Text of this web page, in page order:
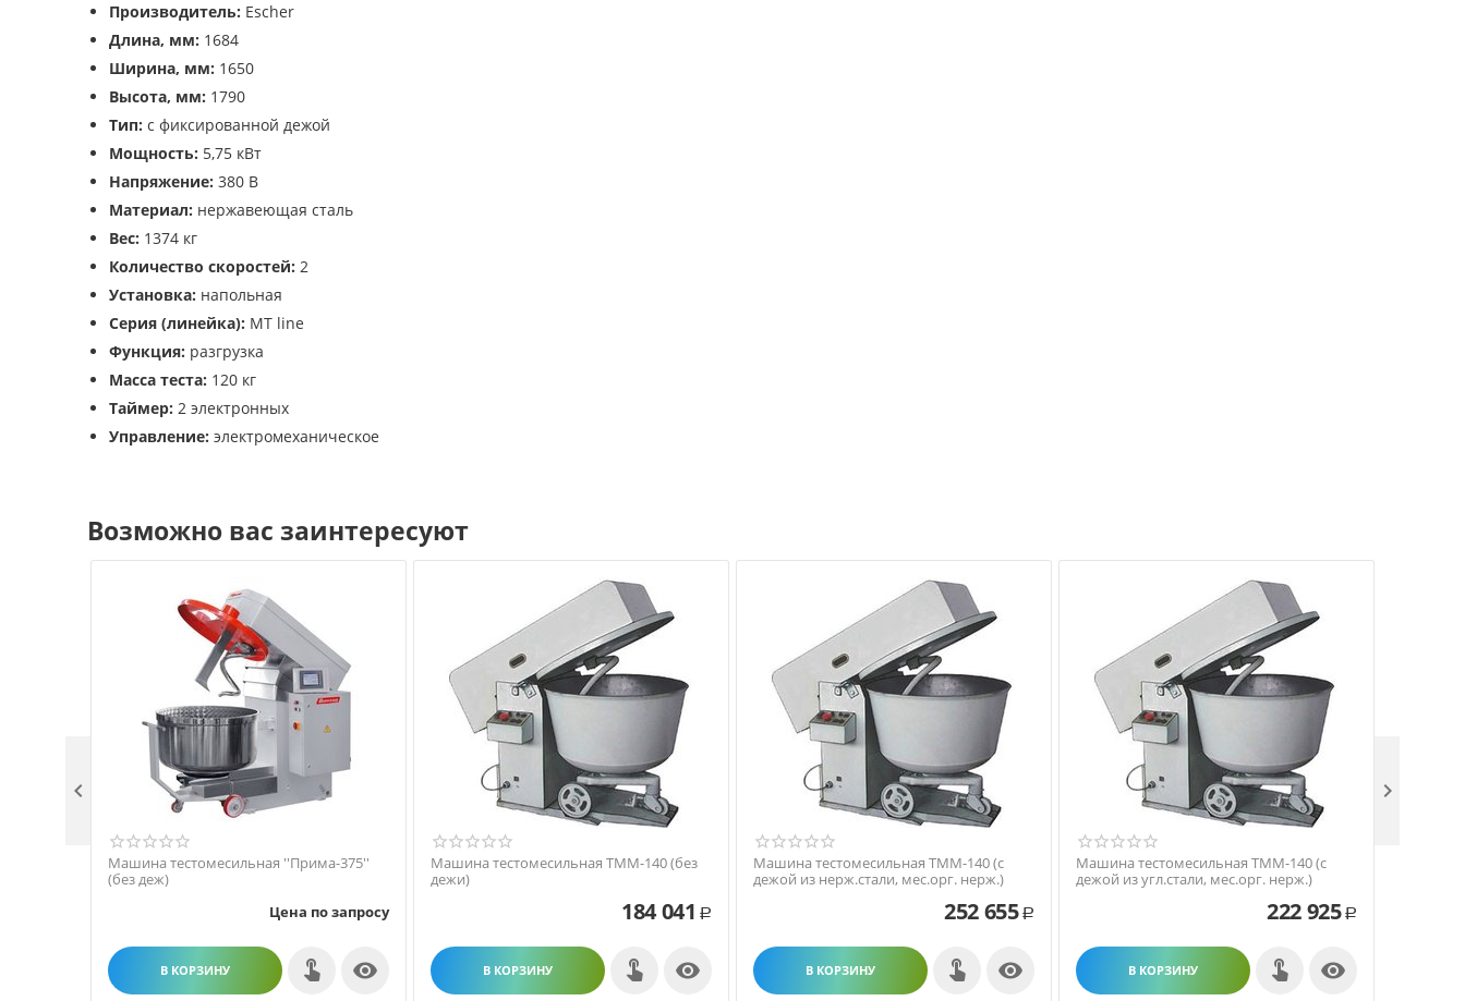
Производитель: Escher
Длина, мм: 1684
Ширина, мм: 1650
Высота, мм: 1790
Тип: с фиксированной дежой
Мощность: 5,75 кВт
Напряжение: 380 В
Материал: нержавеющая сталь
Вес: 1374 кг
Количество скоростей: 2
Установка: напольная
Серия (линейка): MT line
Функция: разгрузка
Масса теста: 120 кг
Таймер: 2 электронных
Управление: электромеханическое
Возможно вас заинтересуют
Машина тестомесильная ''Прима-375''
(без деж)
Цена по запросу
В КОРЗИНУ 
Машина тестомесильная ТММ-140 (без
дежи)
184 041 Р
В КОРЗИНУ 
Машина тестомесильная ТММ-140 (с
дежой из нерж.стали, мес.орг. нерж.)
252 655 Р
В КОРЗИНУ 
Машина тестомесильная ТММ-140 (с
дежой из угл.стали, мес.орг. нерж.)
222 925 Р
В КОРЗИНУ 
 